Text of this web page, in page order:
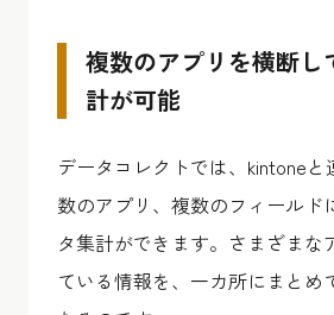
複数のアプリを横断し
計が可能
データコレクトでは、kintone
数のアプリ、複数のフィールド
タ集計ができます。さまざまな
ている情報を、一カ所にまとめ